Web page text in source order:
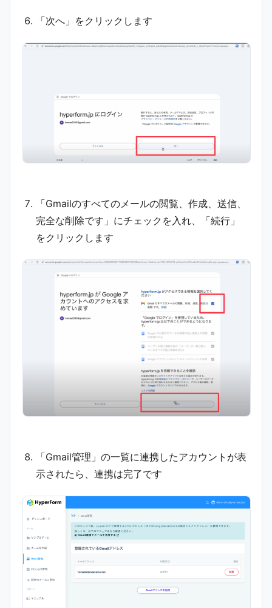
「次へ」をクリックします
「Gmailのすべてのメールの閲覧、作成、送信、
完全な削除です」にチェックを入れ、「続行」
をクリックします
「Gmail管理」の一覧に連携したアカウントが表
示されたら、連携は完了です